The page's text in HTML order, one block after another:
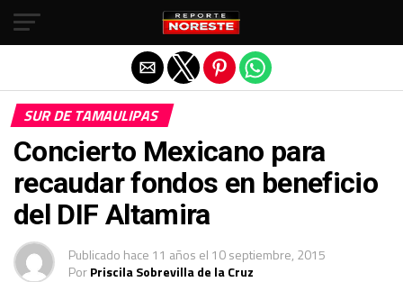
SUR DE TAMAULIPAS
Concierto Mexicano para
recaudar fondos en beneficio
del DIF Altamira
Publicado hace 11 años el 10 septiembre, 2015
PorPriscila Sobrevilla de la Cruz
Salir de la versión móvil